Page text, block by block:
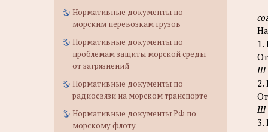
Нормативные документы по
морским перевозкам грузов
Нормативные документы по
проблемам защиты морской среды
от загрязнений
Нормативные документы по
радиосвязи на морском транспорте
Нормативные документы РФ по
морскому флоту
Ш
2.
Ш
3.